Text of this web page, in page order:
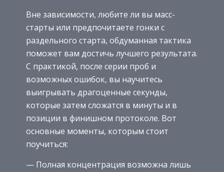
Вне зависимости, любите ли вы масс-
старты или предпочитаете гонки с
раздельного старта, обдуманная тактика
поможет вам достичь лучшего результата.
С практикой, после серии проб и
возможных ошибок, вы научитесь
выигрывать драгоценные секунды,
которые затем сложатся в минуты и в
позиции в финишном протоколе. Вот
основные моменты, которым стоит
поучиться:
— Полная концентрация возможна лишь